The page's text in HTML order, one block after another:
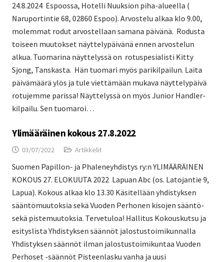
24.8.2024 Espoossa, Hotelli Nuuksion piha-alueella (
Naruportintie 68, 02860 Espoo). Arvostelu alkaa klo 9.00,
molemmat rodut arvostellaan samana päivänä. Rodusta
toiseen muutokset näyttelypäivänä ennen arvostelun
alkua. Tuomarina näyttelyssä on rotuspesialisti Kitty
Sjong, Tanskasta. Hän tuomari myös parikilpailun. Laita
päivämäärä ylös ja tule viettämään mukava näyttelypäivä
rotujemme parissa! Näyttelyssä on myös Junior Handler-
kilpailu. Sen tuomaroi…
Ylimääräinen kokous 27.8.2022
03/07/2022 Artikkelit
Suomen Papillon- ja Phaleneyhdistys ry:n YLIMÄÄRÄINEN
KOKOUS 27. ELOKUUTA 2022 Lapuan Abc (os. Latojantie 9,
Lapua). Kokous alkaa klo 13.30 Käsitellään yhdistyksen
sääntömuutoksia sekä Vuoden Perhonen kisojen sääntö-
sekä pistemuutoksia. Tervetuloa! Hallitus Kokouskutsu ja
esityslista Yhdistyksen säännöt jalostustoimikunnalla
Yhdistyksen säännöt ilman jalostustoimikuntaa Vuoden
Perhoset -säännöt Pisteenlasku vanha ja uusi